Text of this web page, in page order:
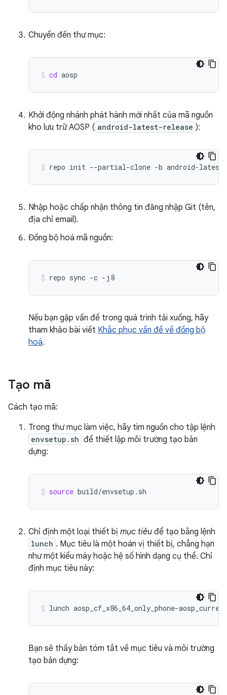
Chuyển đến thư mục:
cd aosp
Khởi động nhánh phát hành mới nhất của mã nguồn
kho lưu trữ AOSP ( android-latest-release ):
repo init --partial-clone -b android-
Nhập hoặc chấp nhận thông tin đăng nhập Git (tên,
địa chỉ email).
Đồng bộ hoá mã nguồn:
repo sync -c -j8
Nếu bạn gặp vấn đề trong quá trình tải xuống, hãy
tham khảo bài viết Khắc phục vấn đề về đồng bộ
hoá.
Tạo mã
Cách tạo mã:
Trong thư mục làm việc, hãy tìm nguồn cho tập lệnh
envsetup.sh để thiết lập môi trường tạo bản
dựng:
source build/envsetup.sh
Chỉ định một loại thiết bị mục tiêu để tạo bằng lệnh
lunch . Mục tiêu là một hoán vị thiết bị, chẳng hạn
như một kiểu máy hoặc hệ số hình dạng cụ thể. Chỉ
định mục tiêu này:
lunch aosp_cf_x86_64_only_phone-
Bạn sẽ thấy bản tóm tắt về mục tiêu và môi trường
tạo bản dựng: